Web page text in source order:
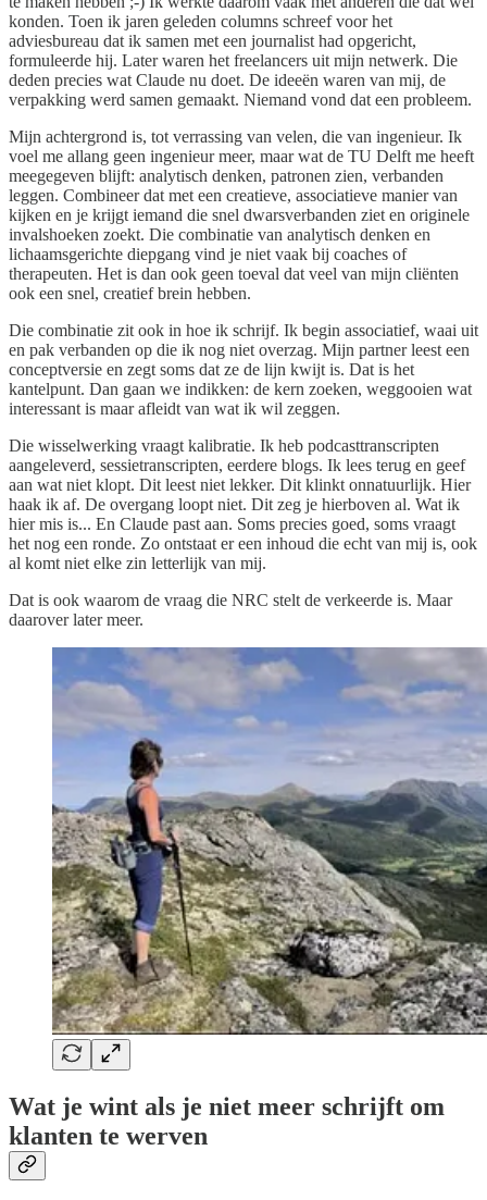
konden. Toen ik jaren geleden columns schreef voor het
adviesbureau dat ik samen met een journalist had opgericht,
formuleerde hij. Later waren het freelancers uit mijn netwerk. Die
deden precies wat Claude nu doet. De ideeën waren van mij, de
verpakking werd samen gemaakt. Niemand vond dat een probleem.
Mijn achtergrond is, tot verrassing van velen, die van ingenieur. Ik
voel me allang geen ingenieur meer, maar wat de TU Delft me heeft
meegegeven blijft: analytisch denken, patronen zien, verbanden
leggen. Combineer dat met een creatieve, associatieve manier van
kijken en je krijgt iemand die snel dwarsverbanden ziet en originele
invalshoeken zoekt. Die combinatie van analytisch denken en
lichaamsgerichte diepgang vind je niet vaak bij coaches of
therapeuten. Het is dan ook geen toeval dat veel van mijn cliënten
ook een snel, creatief brein hebben.
Die combinatie zit ook in hoe ik schrijf. Ik begin associatief, waai uit
en pak verbanden op die ik nog niet overzag. Mijn partner leest een
conceptversie en zegt soms dat ze de lijn kwijt is. Dat is het
kantelpunt. Dan gaan we indikken: de kern zoeken, weggooien wat
interessant is maar afleidt van wat ik wil zeggen.
Die wisselwerking vraagt kalibratie. Ik heb podcasttranscripten
aangeleverd, sessietranscripten, eerdere blogs. Ik lees terug en geef
aan wat niet klopt. Dit leest niet lekker. Dit klinkt onnatuurlijk. Hier
haak ik af. De overgang loopt niet. Dit zeg je hierboven al. Wat ik
hier mis is... En Claude past aan. Soms precies goed, soms vraagt
het nog een ronde. Zo ontstaat er een inhoud die echt van mij is, ook
al komt niet elke zin letterlijk van mij.
Dat is ook waarom de vraag die NRC stelt de verkeerde is. Maar
daarover later meer.
Wat je wint als je niet meer schrijft om
klanten te werven